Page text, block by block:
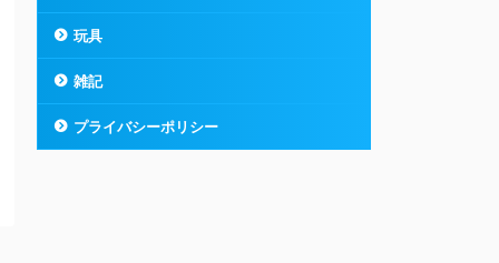
玩具
雑記
プライバシーポリシー